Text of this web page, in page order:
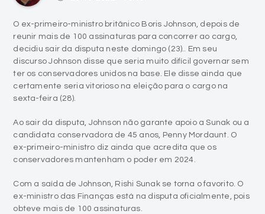
O ex-primeiro-ministro britânico Boris Johnson, depois de
reunir mais de 100 assinaturas para concorrer ao cargo,
decidiu sair da disputa neste domingo (23).. Em seu
discurso Johnson disse que seria muito difícil governar sem
ter os conservadores unidos na base. Ele disse ainda que
certamente seria vitorioso na eleição para o cargo na
sexta-feira (28).
Ao sair da disputa, Johnson não garante apoio a Sunak ou a
candidata conservadora de 45 anos, Penny Mordaunt. O
ex-primeiro-ministro diz ainda que acredita que os
conservadores mantenham o poder em 2024.
Com a saída de Johnson, Rishi Sunak se torna o favorito. O
ex-ministro das Finanças está na disputa oficialmente, pois
obteve mais de 100 assinaturas.